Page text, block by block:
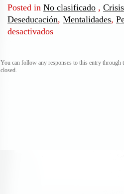
Posted in No clasificado ,
Deseducación, Mentalidades,
desactivados
nuestra
You can follow any responses to this entry through
closed.